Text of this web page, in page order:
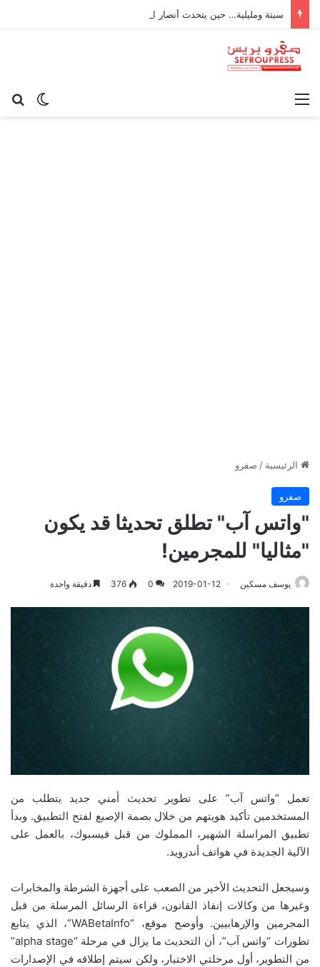
سبتة ومليلية… حين يتحدث أنصار الديمقراطية بلسان الاستعمار
الوضع القائمة
الرئيسية / صفرو
صفرو
"واتس آب" تطلق تحديثا قد يكون
"مثاليا" للمجرمين!
يوسف مسكين 2019-01-12
0
376 دقيقة واحدة
تعمل “واتس آب” على تطوير تحديث أمني جديد يتطلب من
المستخدمين تأكيد هويتهم من خلال بصمة الإصبع لفتح التطبيق. وبدأ
تطبيق المراسلة الشهير، المملوك من قبل فيسبوك، بالعمل على
الآلية الجديدة في هواتف أندرويد.
وسيجعل التحديث الأخير من الصعب على أجهزة الشرطة والمخابرات
وغيرها من وكالات إنفاذ القانون، قراءة الرسائل المرسلة من قبل
المجرمين والإرهابيين. وأوضح موقع، “WABetaInfo”، الذي يتابع
تطورات “واتس آب”، أن التحديث ما يزال في مرحلة “alpha stage”
من التطوير، أول مرحلتي الاختبار، ولكن سيتم إطلاقه في الإصدارات